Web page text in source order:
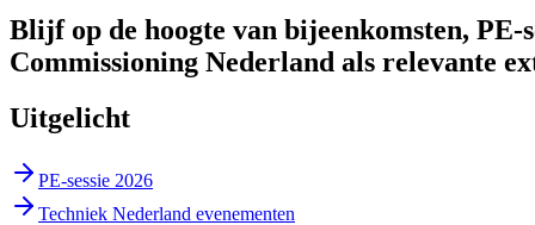
Blijf op de hoogte van bijeenkomsten, PE-
Commissioning Nederland als relevante
Uitgelicht
PE-sessie 2026
Techniek Nederland evenementen